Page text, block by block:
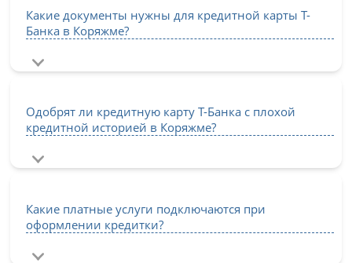
Какие документы нужны для кредитной карты Т-
Банка в Коряжме?
Одобрят ли кредитную карту Т-Банка с плохой
кредитной историей в Коряжме?
Какие платные услуги подключаются при
оформлении кредитки?